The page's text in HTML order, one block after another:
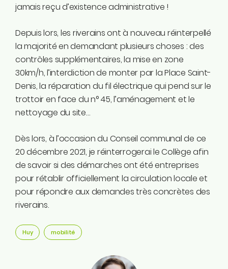
jamais reçu d’existence administrative !
Depuis lors, les riverains ont à nouveau réinterpellé
la majorité en demandant plusieurs choses : des
contrôles supplémentaires, la mise en zone
30km/h, l’interdiction de monter par la Place Saint-
Denis, la réparation du fil électrique qui pend sur le
trottoir en face du n° 45, l’aménagement et le
nettoyage du site…
Dès lors, à l’occasion du Conseil communal de ce
20 décembre 2021, je réinterrogerai le Collège afin
de savoir si des démarches ont été entreprises
pour rétablir officiellement la circulation locale et
pour répondre aux demandes très concrètes des
riverains.
Huy mobilité